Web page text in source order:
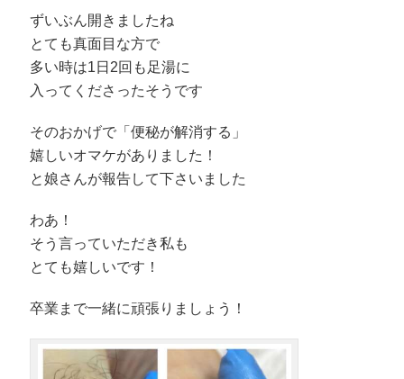
ずいぶん開きましたね
とても真面目な方で
多い時は1日2回も足湯に
入ってくださったそうです
そのおかげで「便秘が解消する」
嬉しいオマケがありました！
と娘さんが報告して下さいました
わあ！
そう言っていただき私も
とても嬉しいです！
卒業まで一緒に頑張りましょう！